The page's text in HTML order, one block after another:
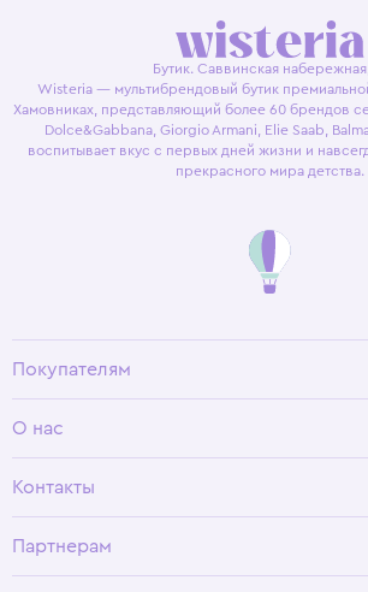
Бутик. Саввинская
Wisteria — мультибрендовый бутик
Хамовниках, представляющий более 60 брендов
Dolce&Gabbana, Giorgio Armani, Elie Saab,
воспитывает вкус с первых дней жизни и
прекрасного мира детства.
Покупателям
Условия возврата
О нас
Программа лояльности
Контакты
Партнерам